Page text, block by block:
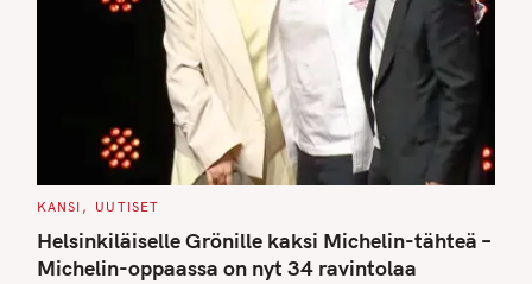
C
T
E
G
O
KANSI UUTISET
Helsinkiläiselle Grönille kaksi Michelin-tähteä –
Michelin-oppaassa on nyt 34 ravintolaa